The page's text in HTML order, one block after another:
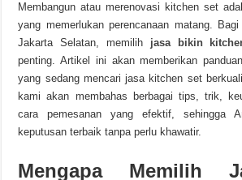
Membangun atau merenovasi kitchen set
yang memerlukan perencanaan matang.
Jakarta Selatan, memilih jasa bikin
penting. Artikel ini akan memberikan
yang sedang mencari jasa kitchen set
kami akan membahas berbagai tips, trik,
cara pemesanan yang efektif, sehingga
keputusan terbaik tanpa perlu khawatir.
Mengapa Memilih